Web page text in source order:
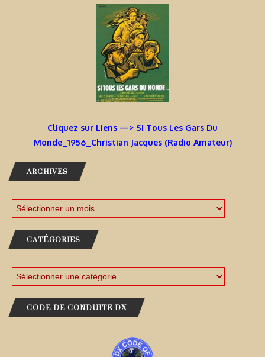
Cliquez sur Liens —> Si Tous Les Gars Du
Monde_1956_Christian Jacques (Radio Amateur)
ARCHIVES
CATÉGORIES
CODE DE CONDUITE DX